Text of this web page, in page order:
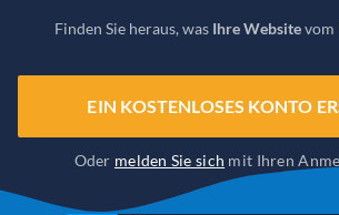
Finden Sie heraus, was Ihre Websitevom
EIN KOSTENLOSES KONTO
Oder melden Sie sich mit Ihren